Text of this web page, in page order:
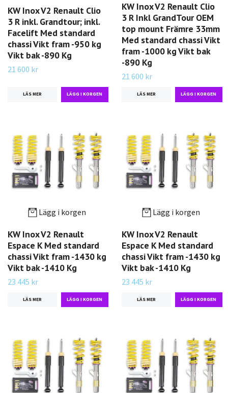
KW Inox V2 Renault Clio
3 R inkl. Grandtour; inkl.
Facelift Med standard
chassi Vikt fram -950 kg
Vikt bak -890 Kg
21 600 kr
LÄS MER
KW Inox V2 Renault Clio
3 R Inkl GrandTour OEM
top mount Främre 33mm
Med standard chassi Vikt
fram -1000 kg Vikt bak
-890 Kg
21 600 kr
LÄS MER
Lägg i korgen
KW Inox V2 Renault
Espace K Med standard
chassi Vikt fram -1430 kg
Vikt bak -1410 Kg
23 445 kr
LÄS MER
Lägg i korgen
KW Inox V2 Renault
Espace K Med standard
chassi Vikt fram -1430 kg
Vikt bak -1410 Kg
23 445 kr
LÄS MER